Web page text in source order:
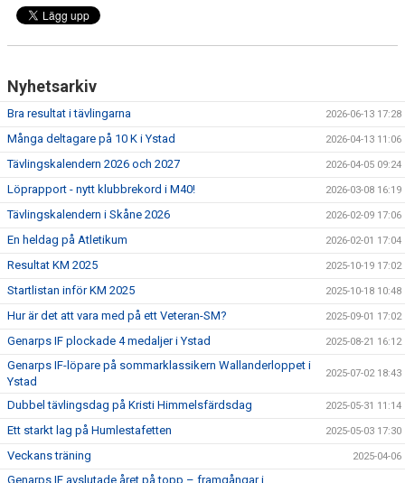
Nyhetsarkiv
Bra resultat i tävlingarna 2026-06-13 17:28
Många deltagare på 10 K i Ystad 2026-04-13 11:06
Tävlingskalendern 2026 och 2027 2026-04-05 09:24
Löprapport - nytt klubbrekord i M40! 2026-03-08 16:19
Tävlingskalendern i Skåne 2026 2026-02-09 17:06
En heldag på Atletikum 2026-02-01 17:04
Resultat KM 2025 2025-10-19 17:02
Startlistan inför KM 2025 2025-10-18 10:48
Hur är det att vara med på ett Veteran-SM? 2025-09-01 17:02
Genarps IF plockade 4 medaljer i Ystad 2025-08-21 16:12
Genarps IF-löpare på sommarklassikern Wallanderloppet i
Ystad
2025-07-02 18:43
Dubbel tävlingsdag på Kristi Himmelsfärdsdag 2025-05-31 11:14
Ett starkt lag på Humlestafetten 2025-05-03 17:30
Veckans träning 2025-04-06
Genarps IF avslutade året på topp – framgångar i